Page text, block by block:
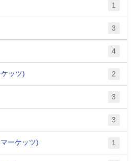
1
3
4
ッツ) 2
3
3
ーケッツ) 1